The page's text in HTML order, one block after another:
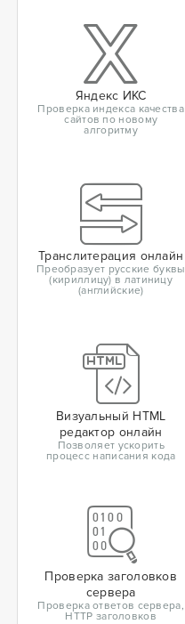
Яндекс ИКС
Проверка индекса качества
сайтов по новому
алгоритму
Транслитерация онлайн
Преобразует русские буквы
(кириллицу) в латиницу
(английские)
Визуальный HTML
редактор онлайн
Позволяет ускорить
процесс написания кода
Проверка заголовков
сервера
Проверка ответов сервера,
HTTP заголовков